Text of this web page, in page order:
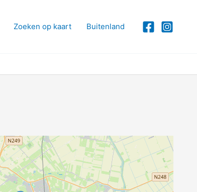
Zoeken op kaart Buitenland